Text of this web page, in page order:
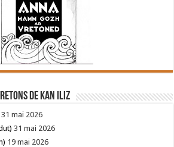
de Kan Iliz
31 mai 2026
31 mai 2026
19 mai 2026